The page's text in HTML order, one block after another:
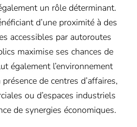
un rôle déterminant.
d’une proximité à des
accessibles par autoroutes
maximise ses chances de
également l’environnement
de centres d’affaires,
ou d’espaces industriels
de synergies économiques.